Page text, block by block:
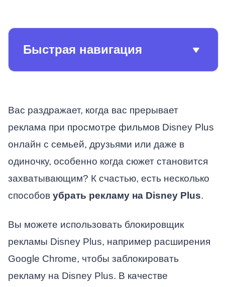
Быстрая навигация
Вас раздражает, когда вас прерывает
реклама при просмотре фильмов Disney Plus
онлайн с семьей, друзьями или даже в
одиночку, особенно когда сюжет становится
захватывающим? К счастью, есть несколько
способов убрать рекламу на Disney Plus.
Вы можете использовать блокировщик
рекламы Disney Plus, например расширения
Google Chrome, чтобы заблокировать
рекламу на Disney Plus. В качестве